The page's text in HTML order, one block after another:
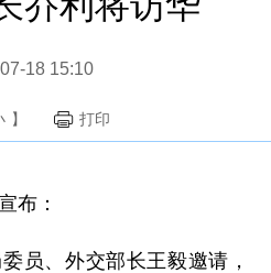
18 15:10
】 打印
布：
员、外交部长王毅邀请，